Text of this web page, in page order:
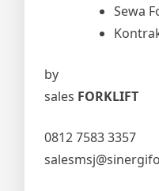
Sewa
by
sales FORKLIFT
0812 7583 3357